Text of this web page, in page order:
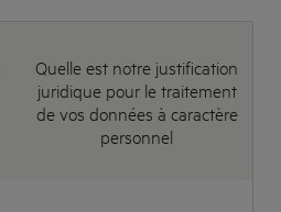
Quelle est notre justification
juridique pour le traitement
de vos données à caractère
personnel